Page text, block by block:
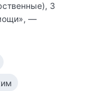
3
—